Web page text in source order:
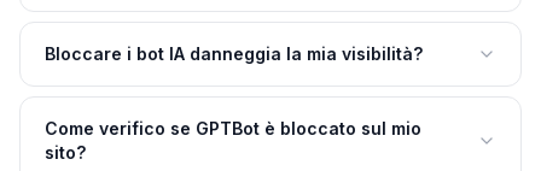
Bloccare i bot IA danneggia la mia visibilità?
Come verifico se GPTBot è bloccato sul mio
sito?